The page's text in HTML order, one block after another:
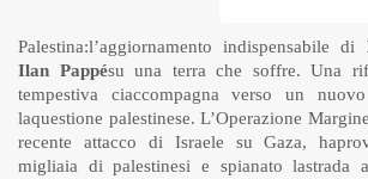
Palestina:l’aggiornamento indispensabile di
Ilan Pappésu una terra che soffre. Una
tempestiva ciaccompagna verso un
laquestione palestinese. L’Operazione
recente attacco di Israele su Gaza,
migliaia di palestinesi e spianato lastrada